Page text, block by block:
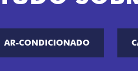
AR-CONDICIONADO